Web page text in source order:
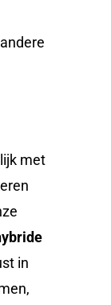
met
in